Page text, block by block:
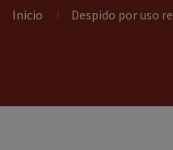
Inicio Despido por uso